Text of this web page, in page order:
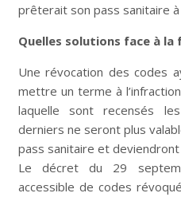
prêterait son pass sanitaire
Quelles solutions face à la
Une révocation des codes
mettre un terme à
laquelle sont recensés
derniers ne seront plus
pass sanitaire et deviendront
Le décret du 29
accessible de codes